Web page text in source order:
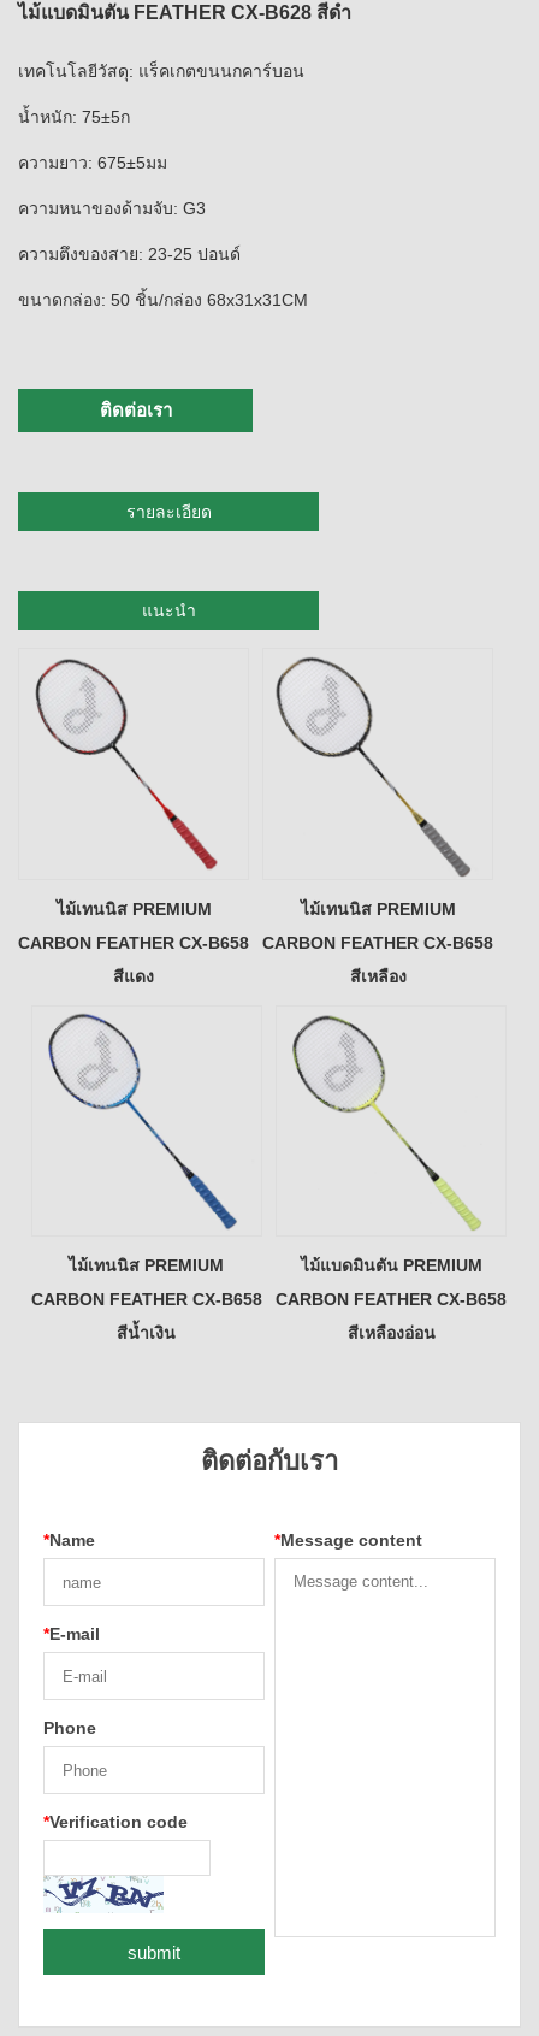
ไม้แบดมินตัน FEATHER CX-B628 สีดำ
เทคโนโลยีวัสดุ: แร็คเกตขนนกคาร์บอน
น้ำหนัก: 75±5ก
ความยาว: 675±5มม
ความหนาของด้ามจับ: G3
ความตึงของสาย: 23-25 ​​ปอนด์
ขนาดกล่อง: 50 ชิ้น/กล่อง 68x31x31CM
ติดต่อเรา
รายละเอียด
แนะนำ
ไม้เทนนิส PREMIUM
CARBON FEATHER CX-B658
สีแดง
ไม้เทนนิส PREMIUM
CARBON FEATHER CX-B658
สีเหลือง
ไม้เทนนิส PREMIUM
CARBON FEATHER CX-B658
สีน้ำเงิน
ไม้แบดมินตัน PREMIUM
CARBON FEATHER CX-B658
สีเหลืองอ่อน
ติดต่อกับเรา
*Name
*E-mail
Phone
*Verification code
*Message content